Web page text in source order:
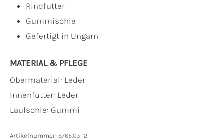
Rindfutter
Gummisohle
Gefertigt in Ungarn
MATERIAL & PFLEGE
Obermaterial: Leder
Innenfutter: Leder
Laufsohle: Gummi
Artikelnummer: 6765.03-12